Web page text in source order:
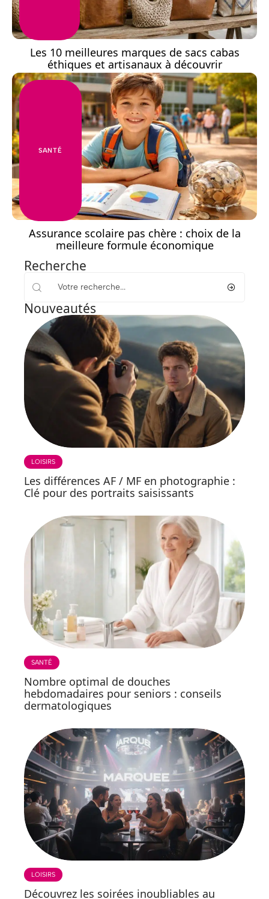
Les 10 meilleures marques de sacs cabas
éthiques et artisanaux à découvrir
SANTÉ
Assurance scolaire pas chère : choix de la
meilleure formule économique
Recherche
Nouveautés
LOISIRS
Les différences AF / MF en photographie :
Clé pour des portraits saisissants
SANTÉ
Nombre optimal de douches
hebdomadaires pour seniors : conseils
dermatologiques
LOISIRS
Découvrez les soirées inoubliables au